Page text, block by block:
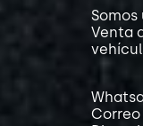
Venta